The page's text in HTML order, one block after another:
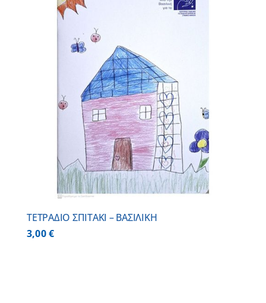
ΤΕΤΡΑΔΙΟ ΣΠΙΤΑΚΙ – ΒΑΣΙΛΙΚΗ
3,00€